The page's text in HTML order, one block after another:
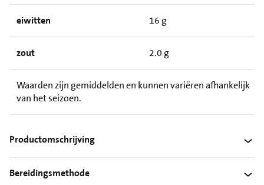
eiwitten 16 g
zout 2.0 g
Waarden zijn gemiddelden en kunnen variëren afhankelijk
van het seizoen.
Productomschrijving
Bereidingsmethode